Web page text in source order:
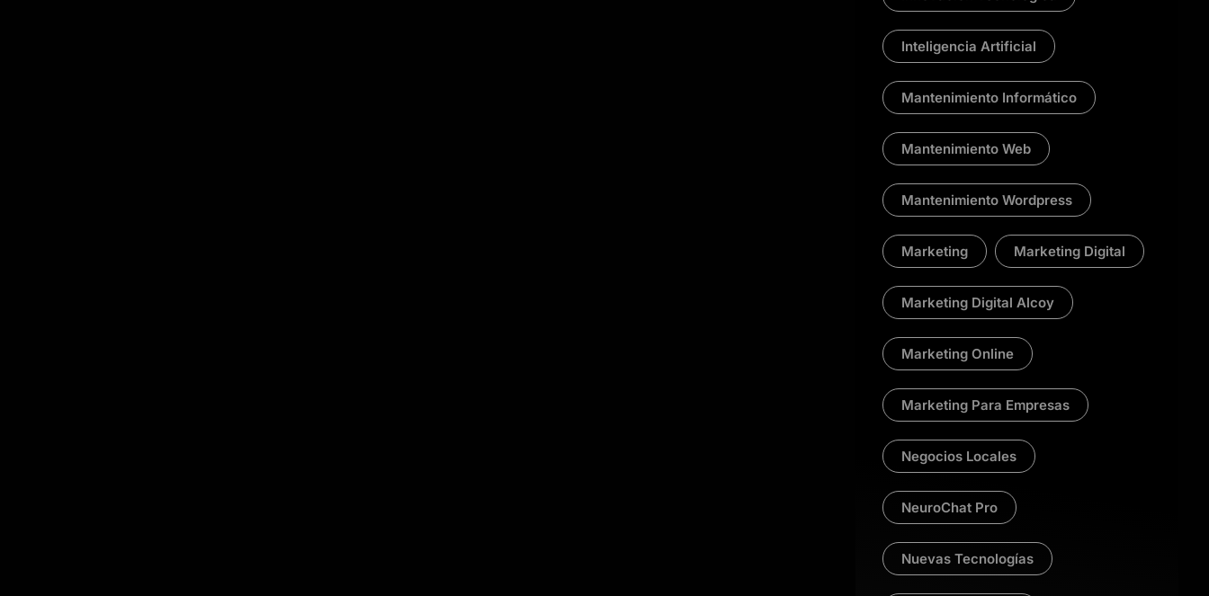
Inteligencia Artificial
Mantenimiento Informático
Mantenimiento Web
Mantenimiento Wordpress
Marketing Marketing Digital
Marketing Digital Alcoy
Marketing Online
Marketing Para Empresas
Negocios Locales
NeuroChat Pro
Nuevas Tecnologías